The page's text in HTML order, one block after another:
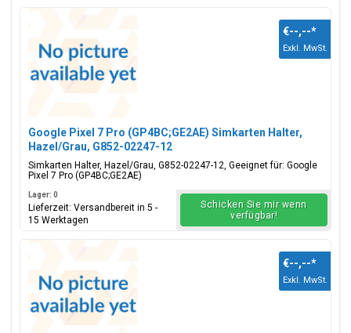
Google Pixel 7 Pro (GP4BC;GE2AE) Simkarten Halter,
Hazel/Grau, G852-02247-12
Simkarten Halter, Hazel/Grau, G852-02247-12, Geeignet für: Google
Pixel 7 Pro (GP4BC;GE2AE)
€--,--*
Exkl. MwSt.
Lager: 0
Lieferzeit: Versandbereit in 5 -
15 Werktagen
Schicken Sie mir wenn
verfügbar!
€--,--*
Exkl. MwSt.